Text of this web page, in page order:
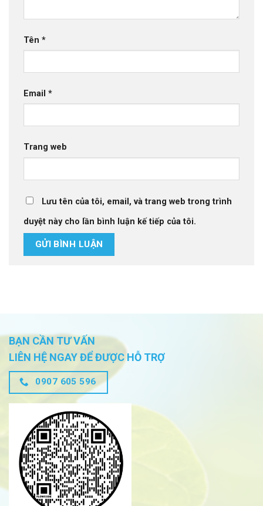
Tên *
Email *
Trang web
Lưu tên của tôi, email, và trang web trong trình
duyệt này cho lần bình luận kế tiếp của tôi.
BẠN CẦN TƯ VẤN
LIÊN HỆ NGAY ĐỂ ĐƯỢC HỖ TRỢ
0907 605 596